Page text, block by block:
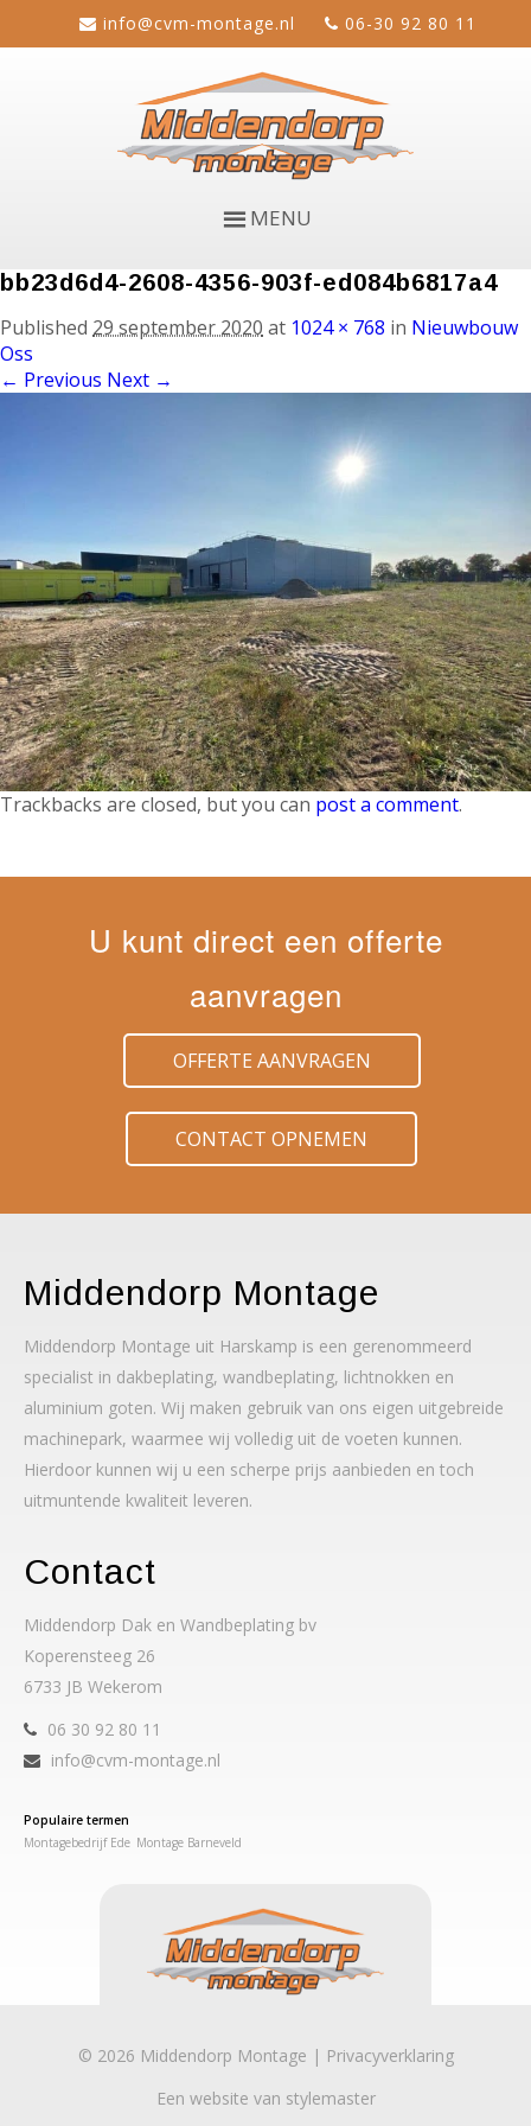
info@cvm-montage.nl 06-30 92 80 11
MENU
bb23d6d4-2608-4356-903f-ed084b6817a4
Published 29 september 2020 at 1024 × 768 in Nieuwbouw
Oss
← Previous Next →
Trackbacks are closed, but you can post a comment.
U kunt direct een offerte
aanvragen
OFFERTE AANVRAGEN
CONTACT OPNEMEN
Middendorp Montage
Middendorp Montage uit Harskamp is een gerenommeerd
specialist in dakbeplating, wandbeplating, lichtnokken en
aluminium goten. Wij maken gebruik van ons eigen uitgebreide
machinepark, waarmee wij volledig uit de voeten kunnen.
Hierdoor kunnen wij u een scherpe prijs aanbieden en toch
uitmuntende kwaliteit leveren.
Contact
Middendorp Dak en Wandbeplating bv
Koperensteeg 26
6733 JB Wekerom
06 30 92 80 11
info@cvm-montage.nl
Populaire termen
Montagebedrijf Ede Montage Barneveld
© 2026 Middendorp Montage | Privacyverklaring
Een website van stylemaster